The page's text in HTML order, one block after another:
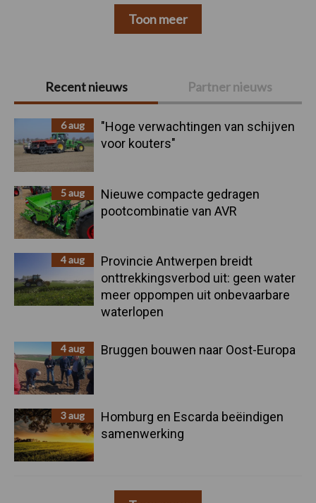
Primaire
Sidebar
Recent nieuws Partner nieuws
6 aug
"Hoge verwachtingen van schijven
voor kouters"
5 aug
Nieuwe compacte gedragen
pootcombinatie van AVR
4 aug
Provincie Antwerpen breidt
onttrekkingsverbod uit: geen water
meer oppompen uit onbevaarbare
waterlopen
4 aug Bruggen bouwen naar Oost-Europa
3 aug
Homburg en Escarda beëindigen
samenwerking
Toon meer